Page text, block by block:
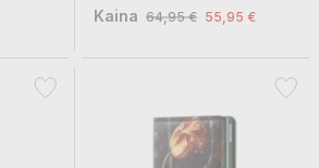
Kaina 64,95 € 55,95 €